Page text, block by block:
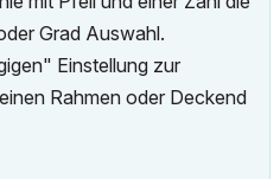
Grad Auswahl.
Einstellung zur
Rahmen oder Deckend